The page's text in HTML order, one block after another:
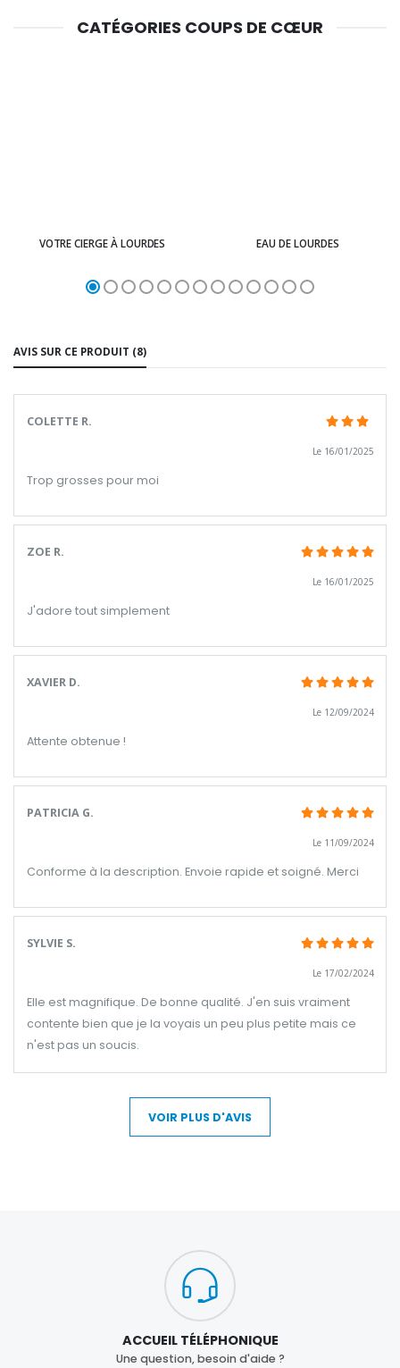
CATÉGORIES COUPS DE CŒUR
VOTRE CIERGE À LOURDES EAU DE LOURDES
AVIS SUR CE PRODUIT (8)
COLETTE R.
Le 16/01/2025
Trop grosses pour moi
ZOE R.
Le 16/01/2025
J'adore tout simplement
XAVIER D.
Le 12/09/2024
Attente obtenue !
PATRICIA G.
Le 11/09/2024
Conforme à la description. Envoie rapide et soigné. Merci
SYLVIE S.
Le 17/02/2024
Elle est magnifique. De bonne qualité. J'en suis vraiment
contente bien que je la voyais un peu plus petite mais ce
n'est pas un soucis.
VOIR PLUS D'AVIS
ACCUEIL TÉLÉPHONIQUE
Une question, besoin d'aide ?